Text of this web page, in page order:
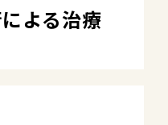
よる治療